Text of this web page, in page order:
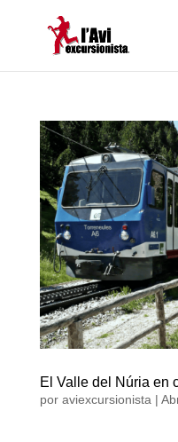
El Valle del Núria en
por aviexcursionista |